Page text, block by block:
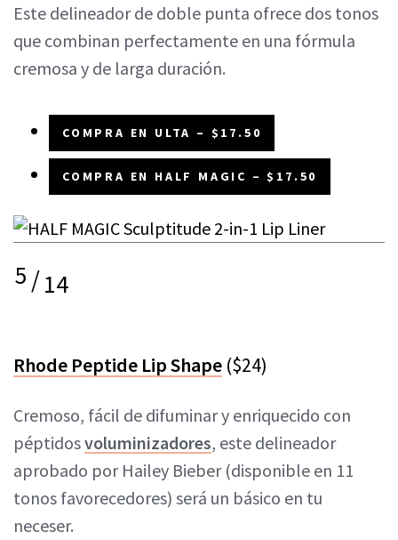
Este delineador de doble punta ofrece dos tonos
que combinan perfectamente en una fórmula
cremosa y de larga duración.
COMPRA EN ULTA – $17.50
COMPRA EN HALF MAGIC – $17.50
5/14
Rhode Peptide Lip Shape ($24)
Cremoso, fácil de difuminar y enriquecido con
péptidosvoluminizadores, este delineador
aprobado por Hailey Bieber (disponible en 11
tonos favorecedores) será un básico en tu
neceser.